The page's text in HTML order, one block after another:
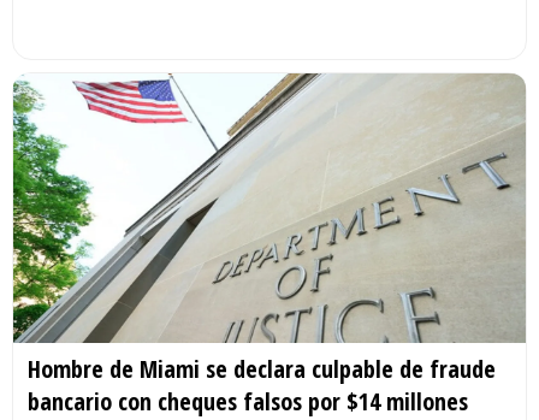
Hombre de Miami se declara culpable de fraude
bancario con cheques falsos por $14 millones